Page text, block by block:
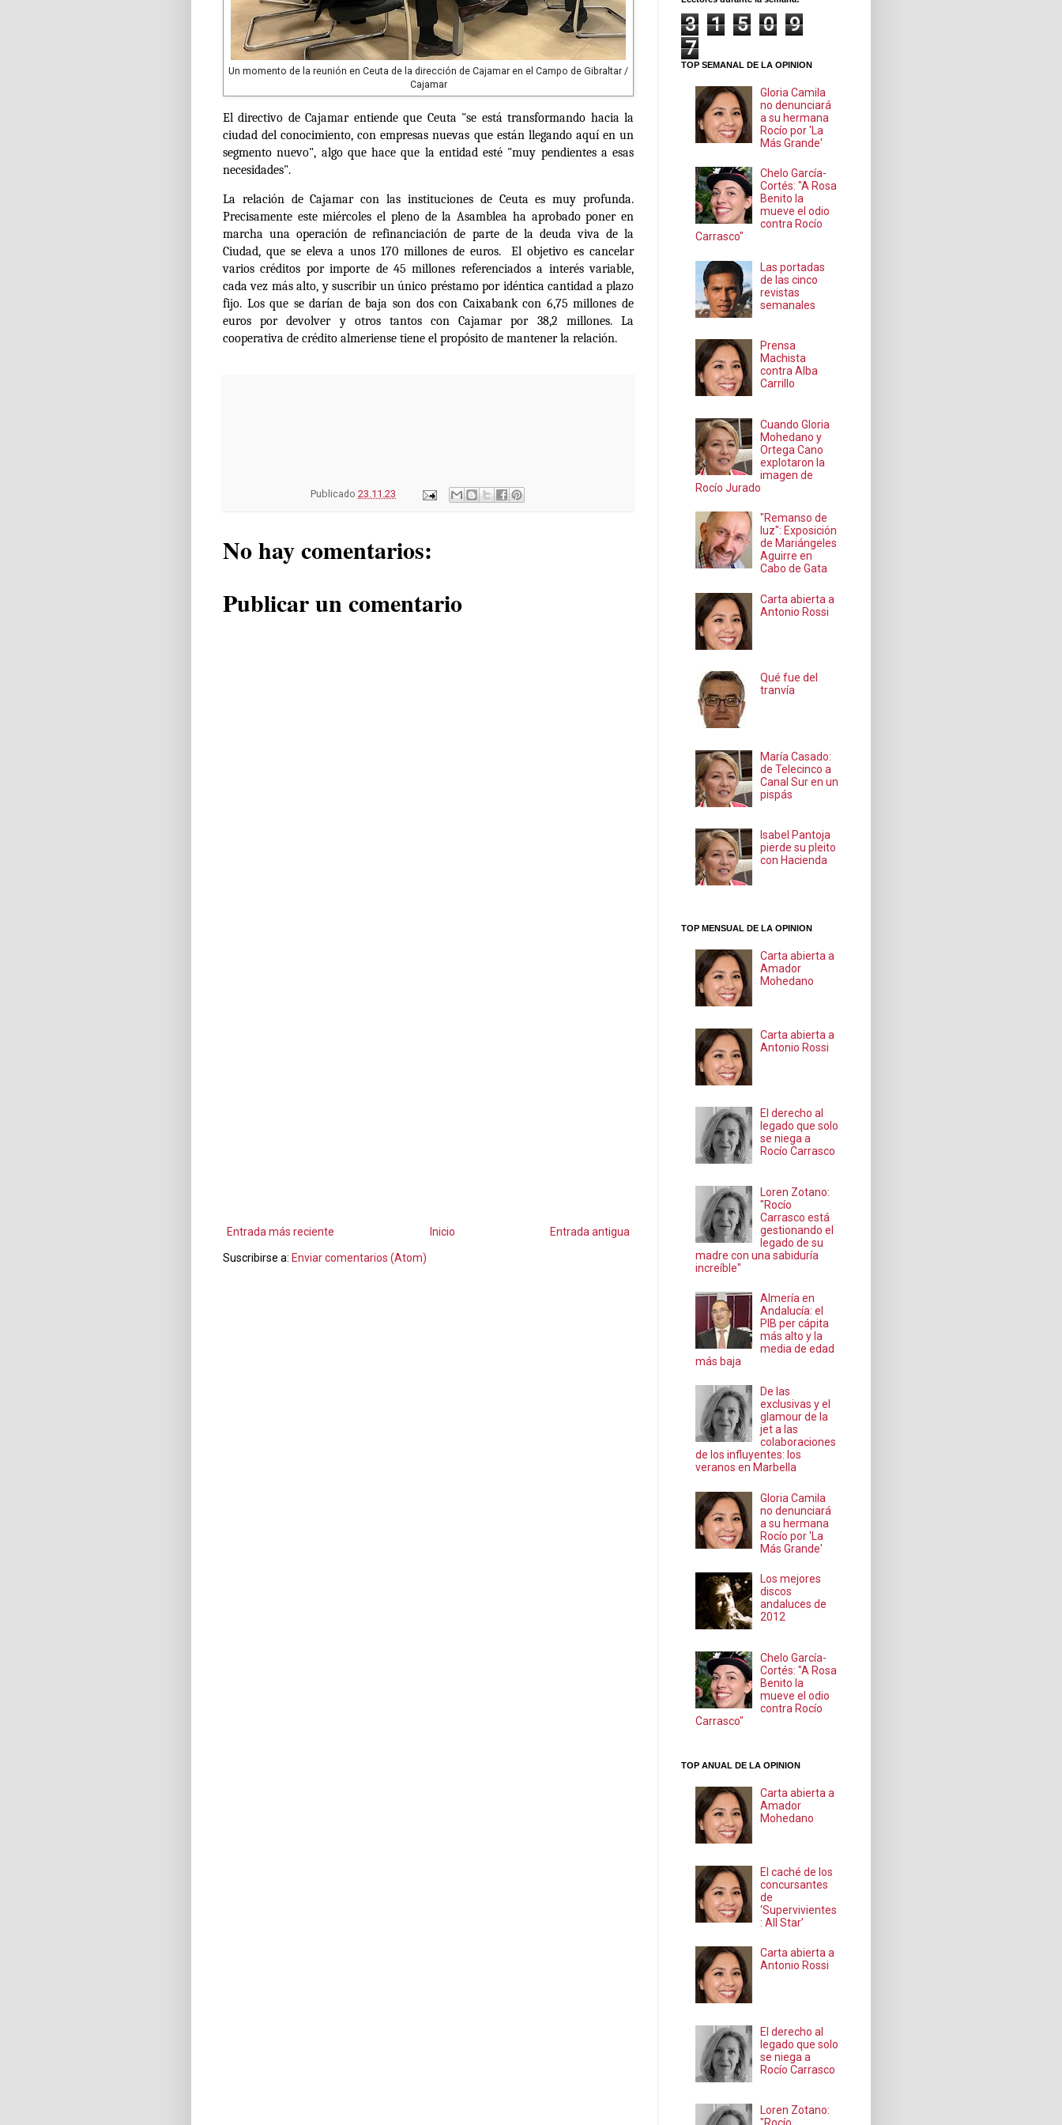
Un momento de la reunión en Ceuta de la dirección de Cajamar en el Campo de Gibraltar /
Cajamar
El directivo de Cajamar entiende que Ceuta "se está transformando hacia la
ciudad del conocimiento, con empresas nuevas que están llegando aquí en un
segmento nuevo", algo que hace que la entidad esté "muy pendientes a esas
necesidades".
La relación de Cajamar con las instituciones de Ceuta es muy profunda.
Precisamente este miércoles el pleno de la Asamblea ha aprobado poner en
marcha una operación de refinanciación de parte de la deudaviva de la
Ciudad, que se eleva a unos 170 millones de euros.
El objetivo es cancelar
varios créditos por importe de 45 millones referenciados a interés variable,
cada vez más alto, y suscribir un único préstamo por idéntica cantidad a plazo
fijo. Los que se darían de baja son dos con Caixabank con 6,75 millones de
euros por devolver y otros tantos con Cajamar por 38,2 millones. La
cooperativa de crédito almeriense tiene el propósito de mantener la relación.
Publicado 23.11.23
No hay comentarios:
Publicar un comentario
Entrada más reciente Entrada antigua
Inicio
Suscribirse a: Enviar comentarios (Atom)
3 1 5 0
9
7
TOP SEMANAL DE LA OPINION
Gloria Camila
no denunciará
a su hermana
Rocío por 'La
Más Grande'
Chelo García-
Cortés: "A Rosa
Benito la
mueve el odio
contra Rocío
Carrasco"
Las portadas
de las cinco
revistas
semanales
Prensa
Machista
contra Alba
Carrillo
Cuando Gloria
Mohedano y
Ortega Cano
explotaron la
imagen de
Rocío Jurado
"Remanso de
luz": Exposición
de Mariángeles
Aguirre en
Cabo de Gata
Carta abierta a
Antonio Rossi
Qué fue del
tranvía
María Casado:
de Telecinco a
Canal Sur en un
pispás
Isabel Pantoja
pierde su pleito
con Hacienda
TOP MENSUAL DE LA OPINION
Carta abierta a
Amador
Mohedano
Carta abierta a
Antonio Rossi
El derecho al
legado que solo
se niega a
Rocío Carrasco
Loren Zotano:
"Rocío
Carrasco está
gestionando el
legado de su
madre con una sabiduría
increíble"
Almería en
Andalucía: el
PIB per cápita
más alto y la
media de edad
más baja
De las
exclusivas y el
glamour de la
jet a las
colaboraciones
de los influyentes: los
veranos en Marbella
Gloria Camila
no denunciará
a su hermana
Rocío por 'La
Más Grande'
Los mejores
discos
andaluces de
2012
Chelo García-
Cortés: "A Rosa
Benito la
mueve el odio
contra Rocío
Carrasco"
TOP ANUAL DE LA OPINION
Carta abierta a
Amador
Mohedano
El caché de los
concursantes
de
‘Supervivientes
: All Star’
Carta abierta a
Antonio Rossi
El derecho al
legado que solo
se niega a
Rocío Carrasco
Loren Zotano: